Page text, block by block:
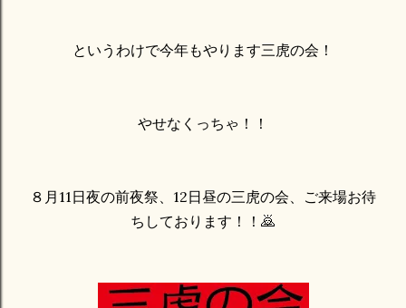
というわけで今年もやります三虎の会！
やせなくっちゃ！！
８月11日夜の前夜祭、12日昼の三虎の会、ご来場お待
ちしております！！🙇